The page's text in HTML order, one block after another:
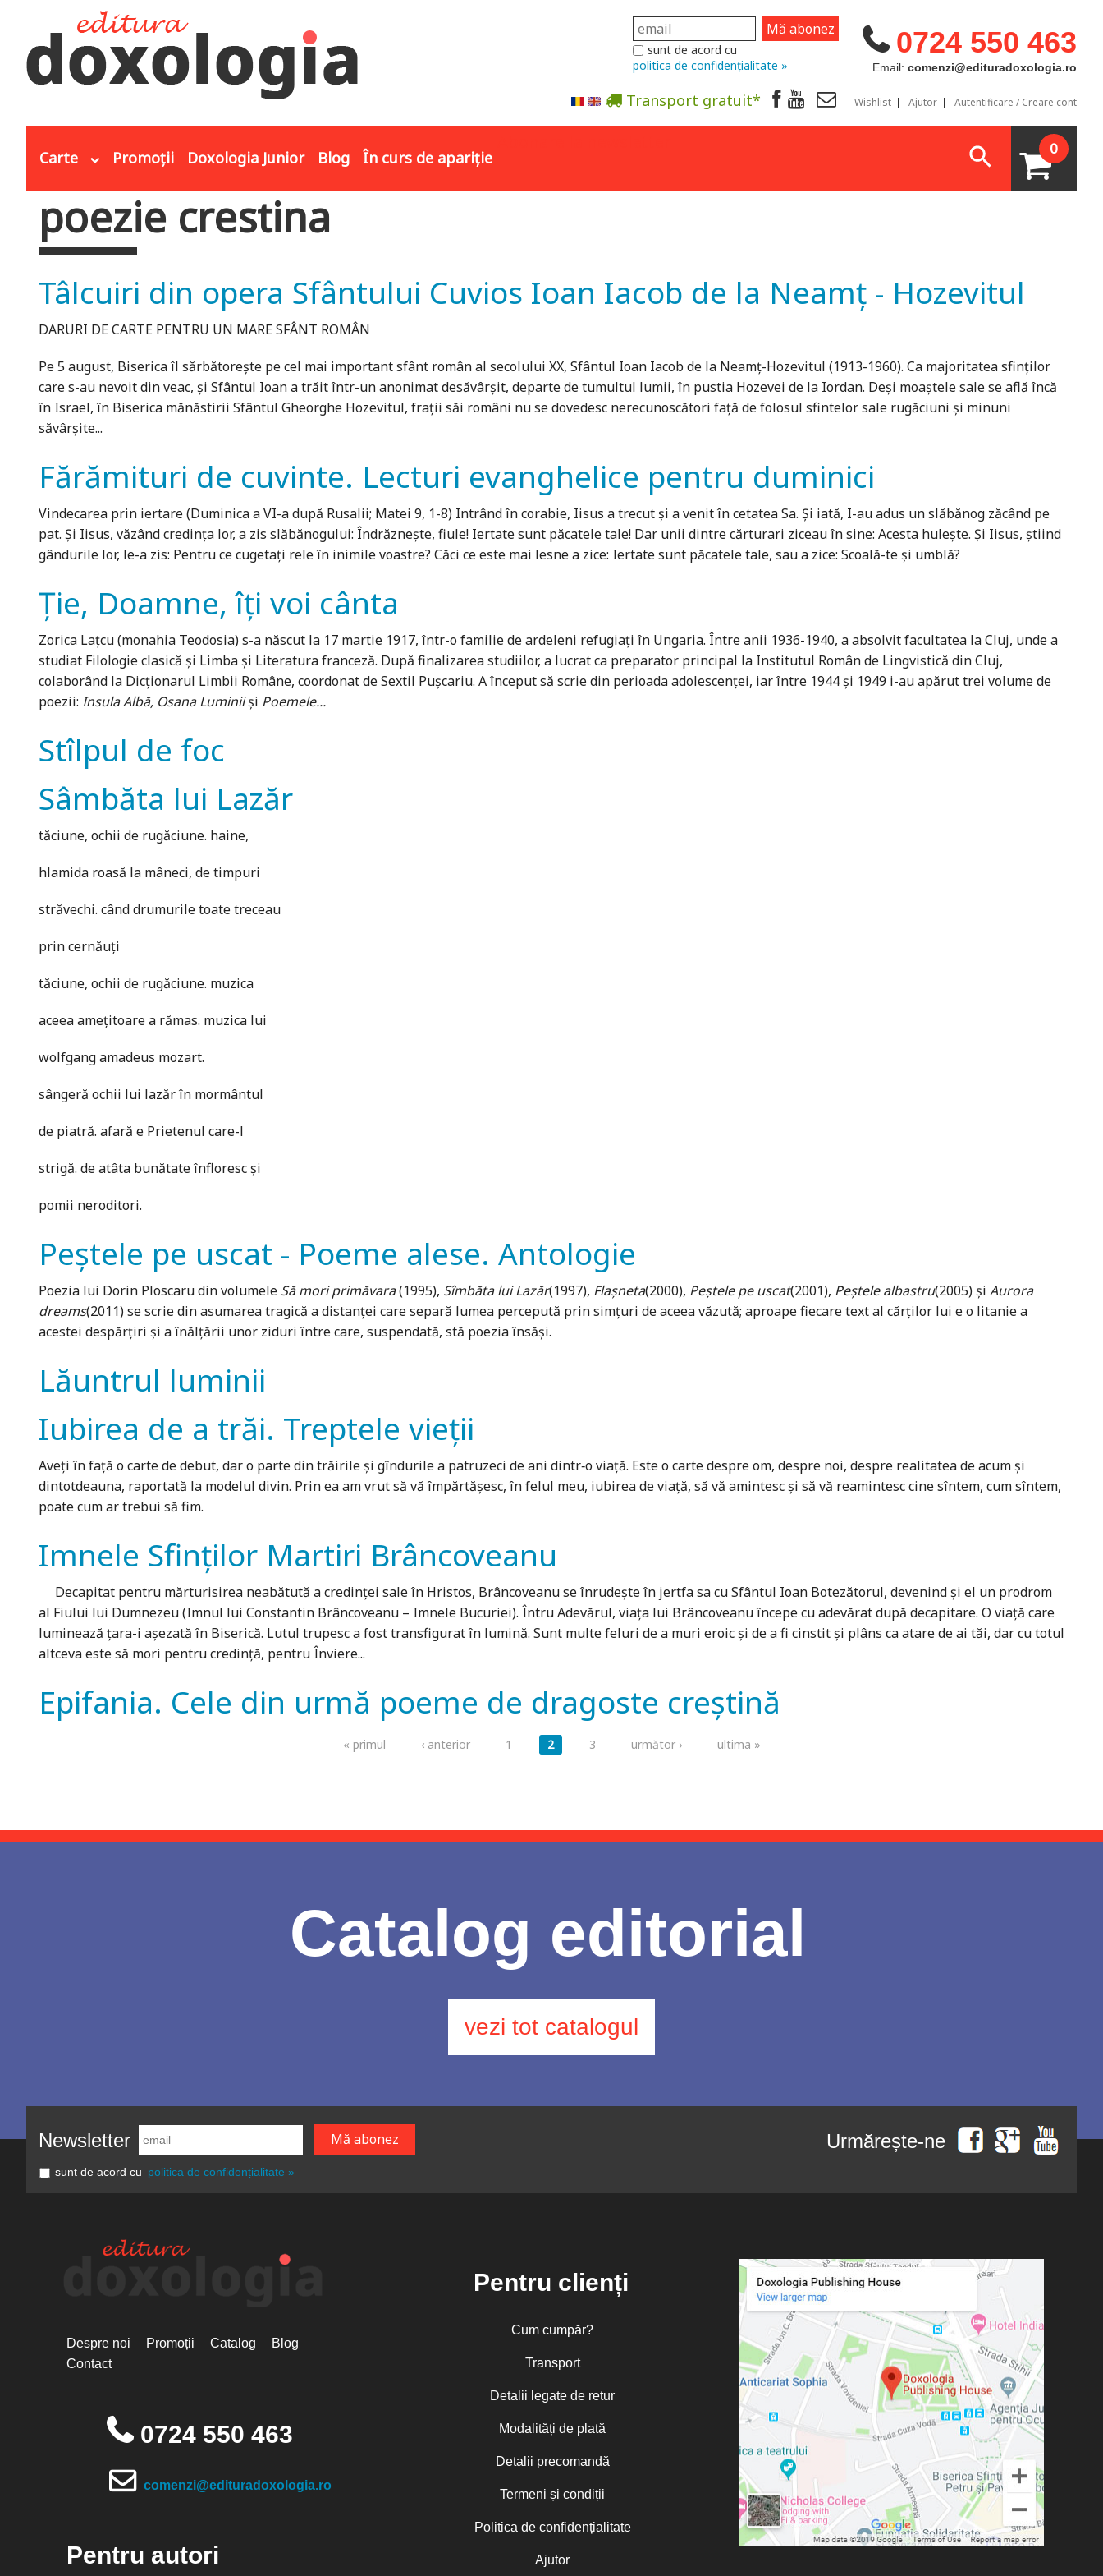
0724 550 463
Email: comenzi@edituradoxologia.ro
sunt de acord cu
politica de confidențialitate »
Transport gratuit* Wishlist Ajutor Autentificare / Creare cont
Carte Promoții Doxologia Junior Blog În curs de apariție 0
Eşti aici
poezie crestina
Tâlcuiri din opera Sfântului Cuvios Ioan Iacob de la Neamț - Hozevitul
DARURI DE CARTE PENTRU UN MARE SFÂNT ROMÂN
Pe 5 august, Biserica îl sărbătoreşte pe cel mai important sfânt român al secolului XX, Sfântul Ioan Iacob de la Neamţ-Hozevitul (1913-1960). Ca majoritatea sfinţilor
care s-au nevoit din veac, şi Sfântul Ioan a trăit într-un anonimat desăvârşit, departe de tumultul lumii, în pustia Hozevei de la Iordan. Deşi moaştele sale se află încă
în Israel, în Biserica mănăstirii Sfântul Gheorghe Hozevitul, fraţii săi români nu se dovedesc nerecunoscători faţă de folosul sfintelor sale rugăciuni şi minuni
săvârşite...
Fărămituri de cuvinte. Lecturi evanghelice pentru duminici
Vindecarea prin iertare (Duminica a VI-a după Rusalii; Matei 9, 1-8) Intrând în corabie, Iisus a trecut şi a venit în cetatea Sa. Şi iată, I-au adus un slăbănog zăcând pe
pat. Şi Iisus, văzând credinţa lor, a zis slăbănogului: Îndrăzneşte, fiule! Iertate sunt păcatele tale! Dar unii dintre cărturari ziceau în sine: Acesta huleşte. Şi Iisus, ştiind
gândurile lor, le-a zis: Pentru ce cugetaţi rele în inimile voastre? Căci ce este mai lesne a zice: Iertate sunt păcatele tale, sau a zice: Scoală-te şi umblă?
Ție, Doamne, îți voi cânta
Zorica Laţcu (monahia Teodosia) s-a născut la 17 martie 1917, într-o familie de ardeleni refugiaţi în Ungaria. Între anii 1936-1940, a absolvit facultatea la Cluj, unde a
studiat Filologie clasică şi Limba şi Lite­ratura franceză. După finalizarea studiilor, a lucrat ca preparator principal la Institutul Român de Lingvis­tică din Cluj,
colaborând la Dicţionarul Limbii Române, coordonat de Sextil Puşcariu. A început să scrie din perioada adolescenței, iar între 1944 și 1949 i-au apărut trei volume de
poezii: Insula Albă, Osana Luminiiși Poemele...
Stîlpul de foc
Sâmbăta lui Lazăr
tăciune, ochii de rugăciune. haine,
hlamida roasă la mâneci, de timpuri
străvechi. când drumurile toate treceau
prin cernăuţi
tăciune, ochii de rugăciune. muzica
aceea ameţitoare a rămas. muzica lui
wolfgang amadeus mozart.
sângeră ochii lui lazăr în mormântul
de piatră. afară e Prietenul care-l
strigă. de atâta bunătate înfloresc şi
pomii neroditori.
Peştele pe uscat - Poeme alese. Antologie
Poezia lui Dorin Ploscaru din volumele Să mori primăvara(1995), Sîmbăta lui Lazăr(1997), Flașneta(2000), Peștele pe uscat(2001), Peștele albastru(2005) și Aurora
dreams(2011) se scrie din asumarea tragică a distanței care separă lumea percepută prin simțuri de aceea văzută; aproape fiecare text al cărților lui e o litanie a
acestei despărțiri și a înălțării unor ziduri între care, suspendată, stă poezia însăși.
Lăuntrul luminii
Iubirea de a trăi. Treptele vieţii
Aveţi în faţă o carte de debut, dar o parte din trăirile şi gîndurile a patruzeci de ani dintr‑o viaţă. Este o carte despre om, despre noi, despre realitatea de acum şi
dintotdeauna, raportată la modelul divin. Prin ea am vrut să vă împărtăşesc, în felul meu, iubirea de viaţă, să vă amintesc şi să vă reamintesc cine sîntem, cum sîntem,
poate cum ar trebui să fim.
Imnele Sfinților Martiri Brâncoveanu
Decapitat pentru mărturisirea neabătută a credinţei sale în Hristos, Brâncoveanu se înrudeşte în jertfa sa cu Sfântul Ioan Botezătorul, devenind şi el un prodrom
al Fiului lui Dumnezeu (Imnul lui Constantin Brâncoveanu – Imnele Bucuriei). Întru Adevărul, viaţa lui Brâncoveanu începe cu adevărat după decapitare. O viaţă care
luminează ţara-i aşezată în Biserică. Lutul trupesc a fost transfigurat în lumină. Sunt multe feluri de a muri eroic şi de a fi cinstit şi plâns ca atare de ai tăi, dar cu totul
altceva este să mori pentru credinţă, pentru Înviere...
Epifania. Cele din urmă poeme de dragoste creștină
« primul ‹ anterior 1 2 3 următor › ultima »
Catalog editorial
vezi tot catalogul
Newsletter
sunt de acord cu politica de confidențialitate »
Urmărește-ne
Despre noi Promoții Catalog
Blog
Contact
0724 550 463
comenzi@edituradoxologia.ro
Pentru autori
Pentru clienți
Cum cumpăr?
Transport
Detalii legate de retur
Modalități de plată
Detalii precomandă
Termeni și condiții
Politica de confidențialitate
Ajutor